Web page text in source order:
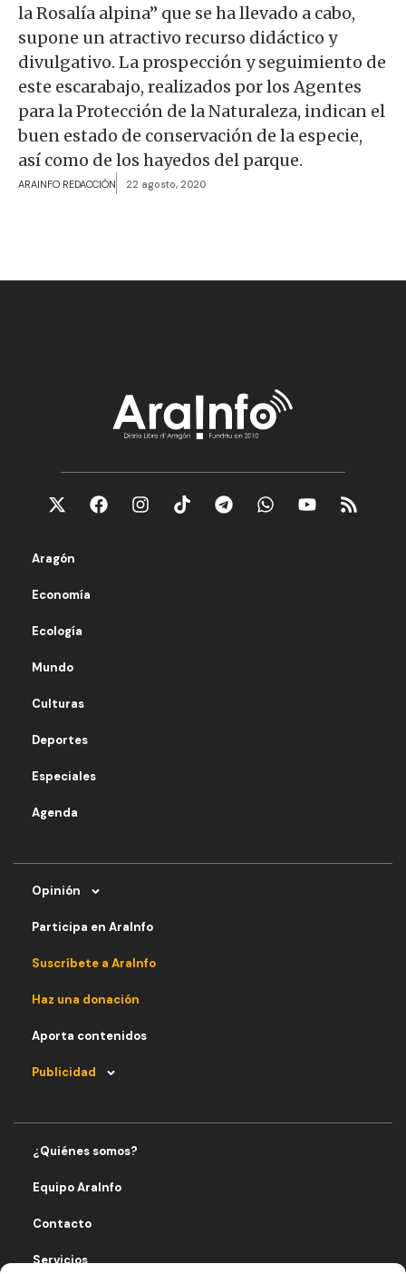
la Rosalía alpina” que se ha llevado a cabo,
supone un atractivo recurso didáctico y
divulgativo. La prospección y seguimiento de
este escarabajo, realizados por los Agentes
para la Protección de la Naturaleza, indican el
buen estado de conservación de la especie,
así como de los hayedos del parque.
ARAINFO REDACCIÓN 22 agosto, 2020
Aragón
Economía
Ecología
Mundo
Culturas
Deportes
Especiales
Agenda
Opinión
Participa en AraInfo
Suscríbete a AraInfo
Haz una donación
Aporta contenidos
Publicidad
¿Quiénes somos?
Equipo AraInfo
Contacto
Servicios